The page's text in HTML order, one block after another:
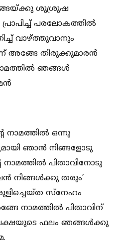
ശുശ്രുഷ
പ്രാപിച്ച് പരലോകത്തില്‍
വാഴ്ത്തുവാനും
അങ്ങേ തിരുക്കുമാരന്‍
ഞങ്ങള്‍
നാമത്തില്‍ ഒന്നു
ഞാന്‍ നിങ്ങളോടു
പിതാവിനോടു
നിങ്ങള്‍ക്കു തരും’
സ്‌നേഹം
നാമത്തില്‍ പിതാവിന്
ഫലം ഞങ്ങള്‍ക്കു